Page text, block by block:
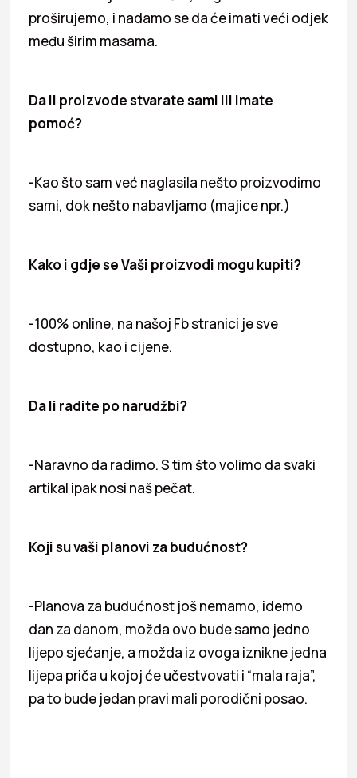
proširujemo, i nadamo se da će imati veći odjek
među širim masama.
Da li proizvode stvarate sami ili imate
pomoć?
-Kao što sam već naglasila nešto proizvodimo
sami, dok nešto nabavljamo (majice npr.)
Kako i gdje se Vaši proizvodi mogu kupiti?
-100% online, na našoj Fb stranici je sve
dostupno, kao i cijene.
Da li radite po narudžbi?
-Naravno da radimo. S tim što volimo da svaki
artikal ipak nosi naš pečat.
Koji su vaši planovi za budućnost?
-Planova za budućnost još nemamo, idemo
dan za danom, možda ovo bude samo jedno
lijepo sjećanje, a možda iz ovoga iznikne jedna
lijepa priča u kojoj će učestvovati i “mala raja”,
pa to bude jedan pravi mali porodični posao.